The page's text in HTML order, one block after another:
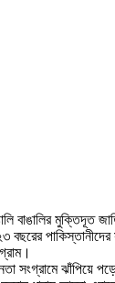
বাঙালির মুক্তিদূত
বছরের
সংগ্রামে ঝাঁপিয়ে